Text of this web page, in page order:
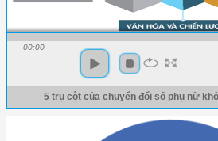
00:00
5 trụ cột của chuyển đổi số phụ nữ